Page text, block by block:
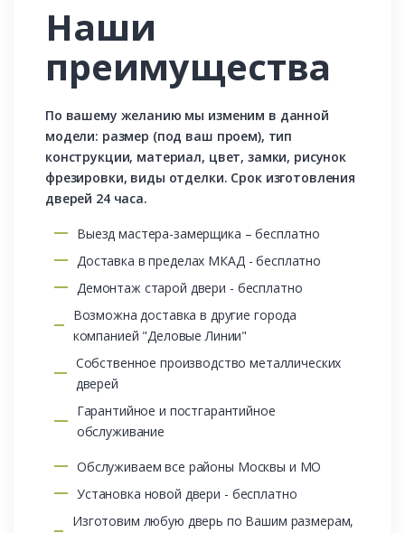
Наши
преимущества
По вашему желанию мы изменим в данной
модели: размер (под ваш проем), тип
конструкции, материал, цвет, замки, рисунок
фрезировки, виды отделки. Срок изготовления
дверей 24 часа.
Выезд мастера-замерщика – бесплатно
Доставка в пределах МКАД - бесплатно
Демонтаж старой двери - бесплатно
Возможна доставка в другие города
компанией "Деловые Линии"
Собственное производство металлических
дверей
Гарантийное и постгарантийное
обслуживание
Обслуживаем все районы Москвы и МО
Установка новой двери - бесплатно
Изготовим любую дверь по Вашим размерам,